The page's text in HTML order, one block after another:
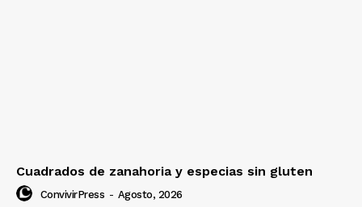
Cuadrados de zanahoria y especias sin gluten
ConvivirPress - Agosto, 2026